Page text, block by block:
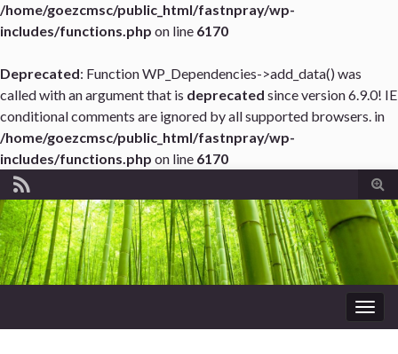
/home/goezcmsc/public_html/fastnpray/wp-
includes/functions.php on line 6170
Deprecated: Function WP_Dependencies->add_data() was
called with an argument that is deprecated since version 6.9.0! IE
conditional comments are ignored by all supported browsers. in
/home/goezcmsc/public_html/fastnpray/wp-
includes/functions.php on line 6170